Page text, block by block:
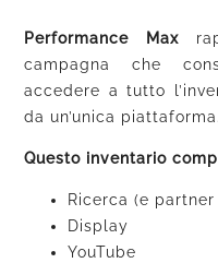
Performance Max
campagna che
accedere a tutto
da un’unica piattaforma.
Questo inventario
Ricerca (e
Display
YouTube